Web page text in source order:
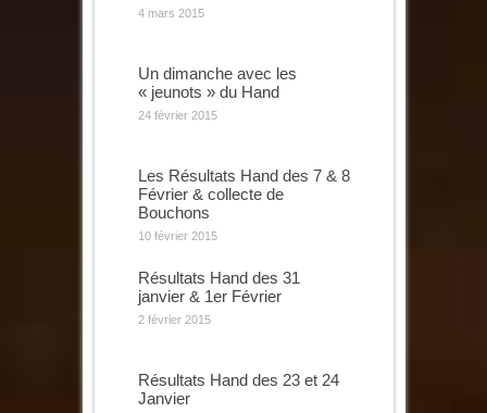
4 mars 2015
Un dimanche avec les
« jeunots » du Hand
24 février 2015
Les Résultats Hand des 7 & 8
Février & collecte de
Bouchons
10 février 2015
Résultats Hand des 31
janvier & 1er Février
2 février 2015
Résultats Hand des 23 et 24
Janvier